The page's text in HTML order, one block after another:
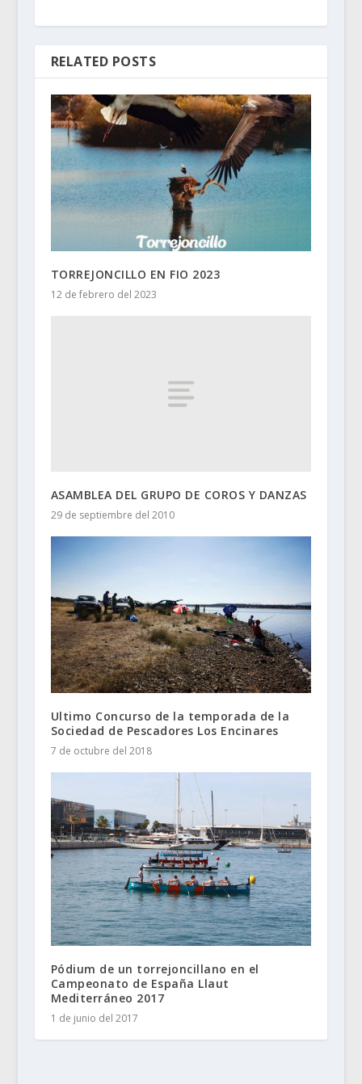
RELATED POSTS
TORREJONCILLO EN FIO 2023
12 de febrero del 2023
ASAMBLEA DEL GRUPO DE COROS Y DANZAS
29 de septiembre del 2010
Ultimo Concurso de la temporada de la
Sociedad de Pescadores Los Encinares
7 de octubre del 2018
Pódium de un torrejoncillano en el
Campeonato de España Llaut
Mediterráneo 2017
1 de junio del 2017